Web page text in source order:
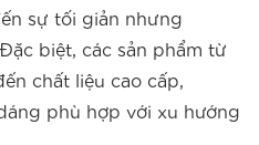
sự tối giản nhưng
biệt, các sản phẩm từ
chất liệu cao cấp,
phù hợp với xu hướng